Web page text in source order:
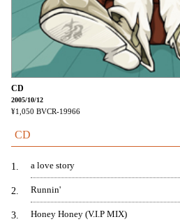
CD
2005/10/12
¥1,050 BVCR-19966
CD
1 a love story
2 Runnin'
3 Honey Honey (V.I.P MIX)